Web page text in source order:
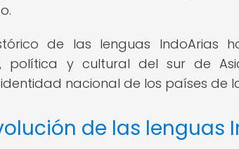
de las lenguas IndoArias
política y cultural del sur de
nacional de los países de
de las lenguas